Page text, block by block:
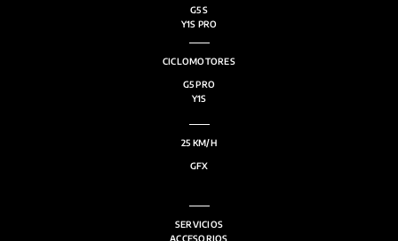
G5 S
Y1S PRO
CICLOMOTORES
G5 PRO
Y1S
25 KM/H
GFX
SERVICIOS
ACCESORIOS